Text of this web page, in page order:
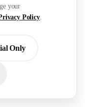
your
Policy.
Only